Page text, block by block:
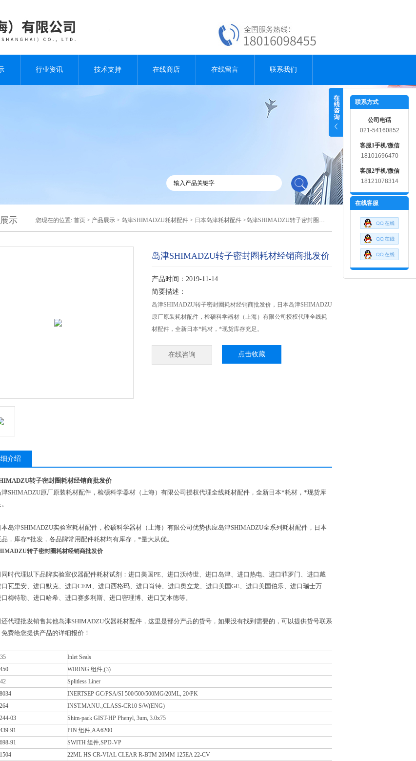
行业资讯 技术支持 在线商店 在线留言 联系我们
示 您现在的位置: 首页 > 产品展示 > 岛津SHIMADZU耗材配件 > 日本岛津耗材配件 >岛津SHIMADZU转子密封圈耗材经销商批发价
岛津SHIMADZU转子密封圈耗材经销商批发价
产品时间：2019-11-14
简要描述：
岛津SHIMADZU转子密封圈耗材经销商批发价，日本岛津SHIMADZU
原厂原装耗材配件，检硕科学器材（上海）有限公司授权代理全线耗
材配件，全新日本*耗材，*现货库存充足。
在线咨询 点击收藏
介绍
转子密封圈耗材经销商批发价
津SHIMADZU原厂原装耗材配件，检硕科学器材（上海）有限公司授权代理全线耗材配件，全新日本*耗材，*现货库
岛津SHIMADZU实验室耗材配件，检硕科学器材（上海）有限公司优势供应岛津SHIMADZU全系列耗材配件，日本
品，库存*批发，各品牌常用配件耗材均有库存，*量大从优。
转子密封圈耗材经销商批发价
时代理以下品牌实验室仪器配件耗材试剂：进口美国PE、进口沃特世、进口岛津、进口热电、进口菲罗门、进口戴
瓦里安、进口默克、进口CEM、进口西格玛、进口肖特、进口奥立龙、进口美国GE、进口美国伯乐、进口瑞士万
梅特勒、进口哈希、进口赛多利斯、进口密理博、进口艾本德等。
代理批发销售其他岛津SHIMADZU仪器耗材配件，这里是部分产品的货号，如果没有找到需要的，可以提供货号联系
费给您提供产品的详细报价！
Inlet Seals
WIRING 组件,(3)
Splitless Liner
INERTSEP GC/PSA/SI 500/500/500MG/20ML, 20/PK
INST.MANU.,CLASS-CR10 S/W(ENG)
03
Shim-pack GIST-HP Phenyl, 3um, 3.0x75
91
PIN 组件,AA6200
91
SWITH 组件,SPD-VP
22ML HS CR-VIAL CLEAR R-BTM 20MM 125EA 22-CV
联系方式
公司电话
021-54160852
客服1手机/微信
18101696470
客服2手机/微信
18121078314
在线客服